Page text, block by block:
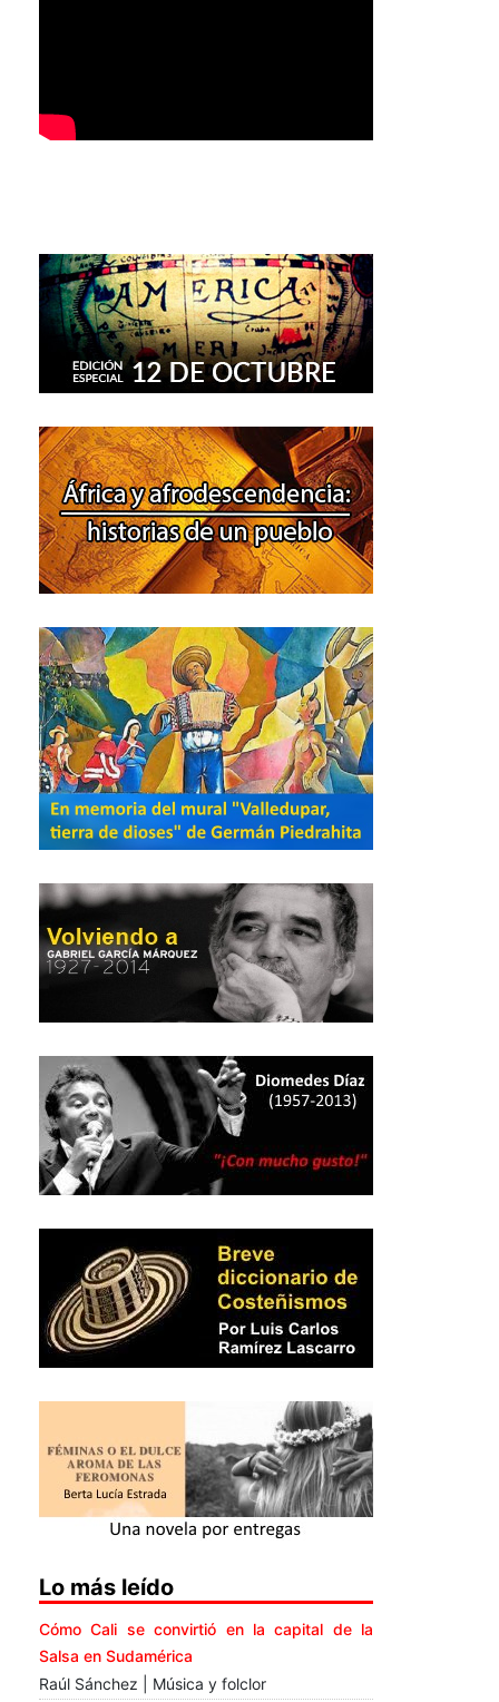
Lo más leído
Cómo Cali se convirtió en la capital de la
Salsa en Sudamérica
Raúl Sánchez | Música y folclor